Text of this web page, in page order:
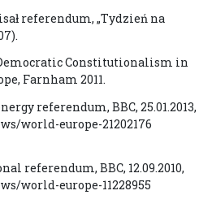
referendum, „Tydzień na
Constitutionalism in
Farnham 2011.
referendum, BBC, 25.01.2013,
world-europe-21202176
referendum, BBC, 12.09.2010,
world-europe-11228955